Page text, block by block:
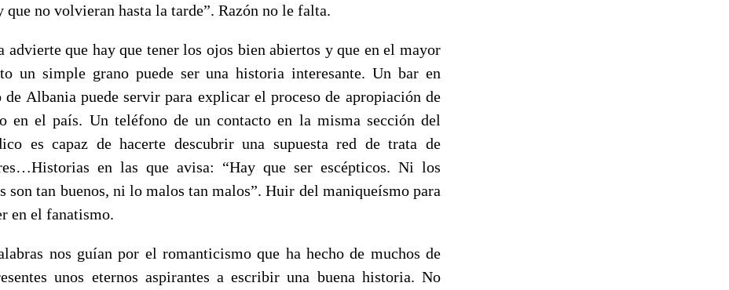
que no volvieran hasta la tarde”. Razón no le falta.
advierte que hay que tener los ojos bien abiertos y que en el mayor
un simple grano puede ser una historia interesante. Un bar en
de Albania puede servir para explicar el proceso de apropiación de
en el país. Un teléfono de un contacto en la misma sección del
es capaz de hacerte descubrir una supuesta red de trata de
en las que avisa: “Hay que ser escépticos. Ni los
son tan buenos, ni lo malos tan malos”. Huir del maniqueísmo para
en el fanatismo.
nos guían por el romanticismo que ha hecho de muchos de
unos eternos aspirantes a escribir una buena historia. No